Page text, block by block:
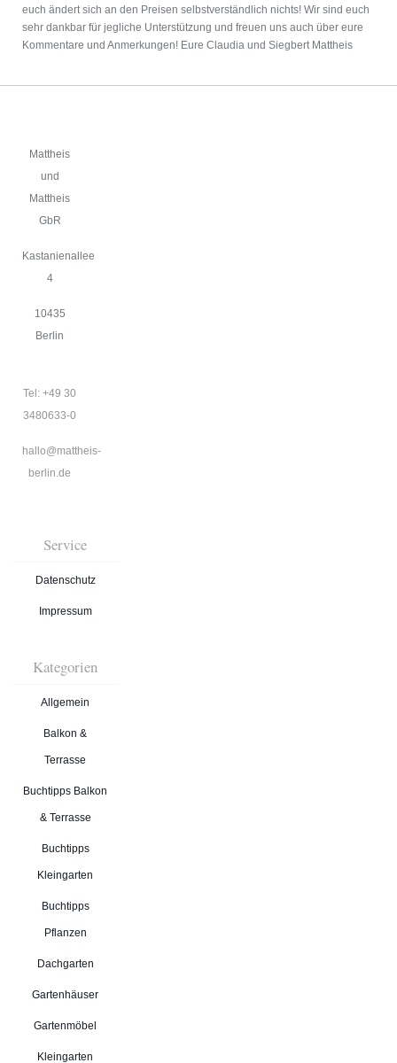
euch ändert sich an den Preisen selbstverständlich nichts! Wir sind euch
sehr dankbar für jegliche Unterstützung und freuen uns auch über eure
Kommentare und Anmerkungen! Eure Claudia und Siegbert Mattheis
Mattheis
und
Mattheis
GbR
Kastanienallee
4
10435
Berlin
Tel: +49 30
3480633-0
hallo@mattheis-
berlin.de
Service
Datenschutz
Impressum
Kategorien
Allgemein
Balkon &
Terrasse
Buchtipps Balkon
& Terrasse
Buchtipps
Kleingarten
Buchtipps
Pflanzen
Dachgarten
Gartenhäuser
Gartenmöbel
Kleingarten